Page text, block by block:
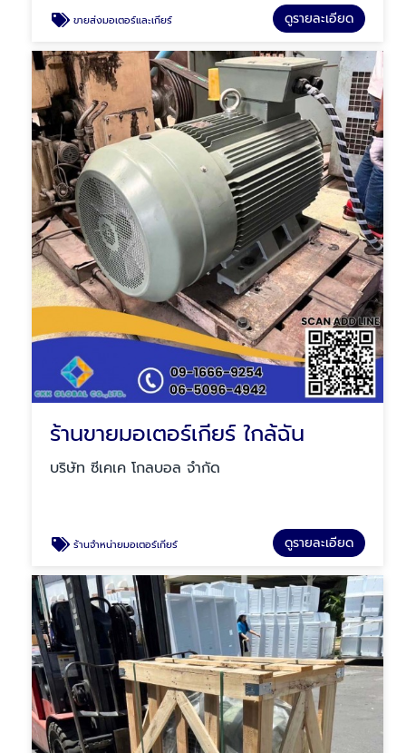
ขายส่งมอเตอร์และเกียร์ ดูรายละเอียด
ร้านขายมอเตอร์เกียร์ ใกล้ฉัน
บริษัท ซีเคเค โกลบอล จำกัด
ร้านจำหน่ายมอเตอร์เกียร์ ดูรายละเอียด